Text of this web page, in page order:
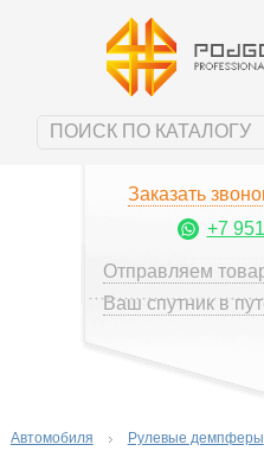
Заказать
+7
Отправляем
Ваш спутник в
Автомобиля Рулевые демпферы